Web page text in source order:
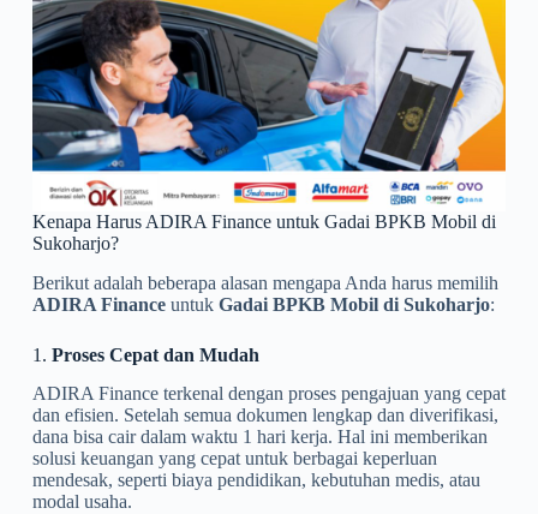
Kenapa Harus ADIRA Finance untuk Gadai BPKB Mobil di
Sukoharjo?
Berikut adalah beberapa alasan mengapa Anda harus memilih
ADIRA Financeuntuk Gadai BPKB Mobil di Sukoharjo:
1. Proses Cepat dan Mudah
ADIRA Finance terkenal dengan proses pengajuan yang cepat
dan efisien. Setelah semua dokumen lengkap dan diverifikasi,
dana bisa cair dalam waktu 1 hari kerja. Hal ini memberikan
solusi keuangan yang cepat untuk berbagai keperluan
mendesak, seperti biaya pendidikan, kebutuhan medis, atau
modal usaha.